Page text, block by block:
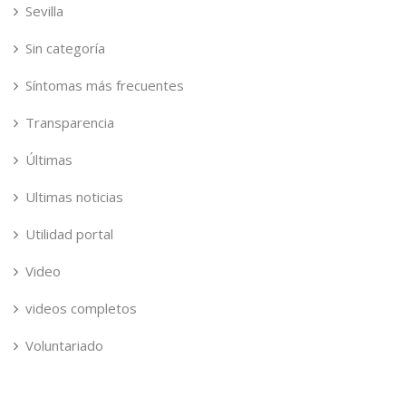
Sevilla
Sin categoría
Síntomas más frecuentes
Transparencia
Últimas
Ultimas noticias
Utilidad portal
Video
videos completos
Voluntariado